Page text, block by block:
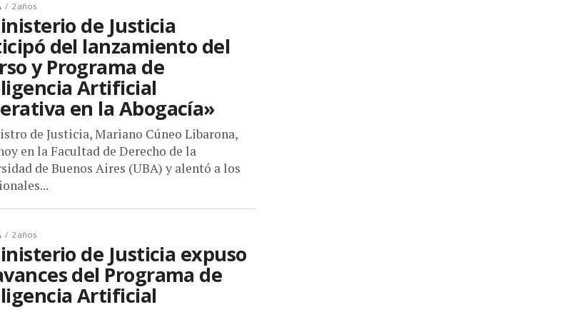
2 años
de Justicia
del lanzamiento del
y Programa de
Artificial
en la Abogacía»
de Justicia, Mariano Cúneo Libarona,
en la Facultad de Derecho de la
de Buenos Aires (UBA) y alentó a los
2 años
de Justicia expuso
del Programa de
Artificial